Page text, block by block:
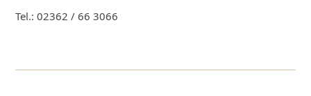
Tel.: 02362 / 66 3066